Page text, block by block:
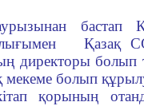
бастап
Қазақ
директоры болып
болып
қорының